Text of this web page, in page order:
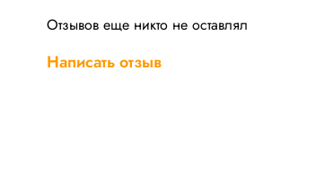
Отзывов еще никто не оставлял
Написать отзыв